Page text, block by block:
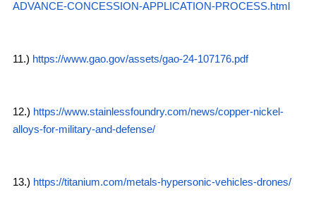
ADVANCE-CONCESSION-APPLICATION-PROCESS.html
11.) https://www.gao.gov/assets/gao-24-107176.pdf
12.) https://www.stainlessfoundry.com/news/copper-nickel-
alloys-for-military-and-defense/
13.) https://titanium.com/metals-hypersonic-vehicles-drones/